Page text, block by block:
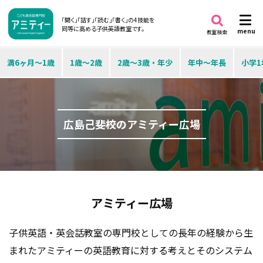
「聞く」「話す」「読む」「書く」の4技能を
同等に高める子供英語教室です。
menu
教室検索
満6ヶ月～1歳 1歳～2歳 2歳～3歳・年少 年中～年長 小学
広島己斐校のアミティー広場
アミティー広場
子供英語・英会話教室の専門校としての長年の経験から生
まれたアミティーの英語教育に対する考えとそのシステム